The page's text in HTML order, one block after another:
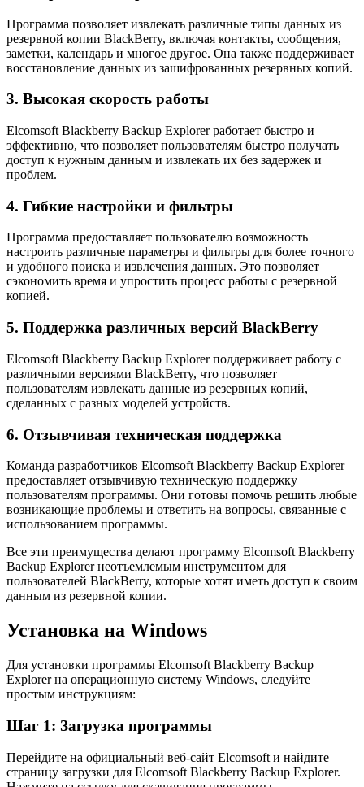
Программа позволяет извлекать различные типы данных из
резервной копии BlackBerry, включая контакты, сообщения,
заметки, календарь и многое другое. Она также поддерживает
восстановление данных из зашифрованных резервных копий.
3. Высокая скорость работы
Elcomsoft Blackberry Backup Explorer работает быстро и
эффективно, что позволяет пользователям быстро получать
доступ к нужным данным и извлекать их без задержек и
проблем.
4. Гибкие настройки и фильтры
Программа предоставляет пользователю возможность
настроить различные параметры и фильтры для более точного
и удобного поиска и извлечения данных. Это позволяет
сэкономить время и упростить процесс работы с резервной
копией.
5. Поддержка различных версий BlackBerry
Elcomsoft Blackberry Backup Explorer поддерживает работу с
различными версиями BlackBerry, что позволяет
пользователям извлекать данные из резервных копий,
сделанных с разных моделей устройств.
6. Отзывчивая техническая поддержка
Команда разработчиков Elcomsoft Blackberry Backup Explorer
предоставляет отзывчивую техническую поддержку
пользователям программы. Они готовы помочь решить любые
возникающие проблемы и ответить на вопросы, связанные с
использованием программы.
Все эти преимущества делают программу Elcomsoft Blackberry
Backup Explorer неотъемлемым инструментом для
пользователей BlackBerry, которые хотят иметь доступ к своим
данным из резервной копии.
Установка на Windows
Для установки программы Elcomsoft Blackberry Backup
Explorer на операционную систему Windows, следуйте
простым инструкциям:
Шаг 1: Загрузка программы
Перейдите на официальный веб-сайт Elcomsoft и найдите
страницу загрузки для Elcomsoft Blackberry Backup Explorer.